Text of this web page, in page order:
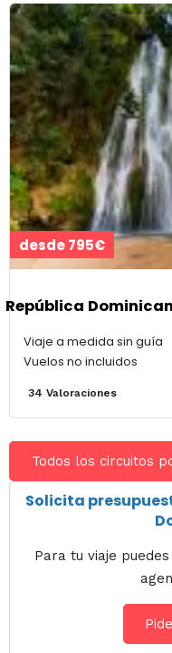
desde 795€
República
Viaje a medida sin guía
Vuelos no incluidos
34 Valoraciones
Todos los circuitos
Solicita
Para tu viaje